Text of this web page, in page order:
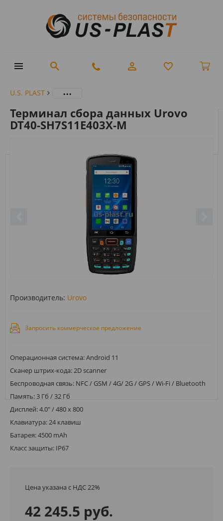
U.S. PLAST ...
Терминал сбора данных Urovo
DT40-SH7S11E403X-M
Производитель: Urovo
Запросить коммерческое предложение
Операционная система: Android 11
Сканер штрих-кода: 2D scanner
Беспроводная связь: NFC / GSM / 4G/ 2G / GPS / Wi-Fi / Bluetooth
Память: 3 Гб / 32 Гб
Дисплей: 4.0" / 480 x 800
Клавиатура: 24 клавиш
Батарея: 4500 mAh
Класс защиты: IP67
Цена указана с НДС 22%
42 245.5 руб.